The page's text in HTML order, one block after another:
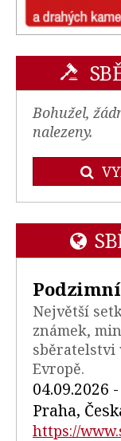
Bohužel,
nalezeny.
Největší
známek,
sběratelstvi
Evropě.
04.09.2026
Praha,
https://